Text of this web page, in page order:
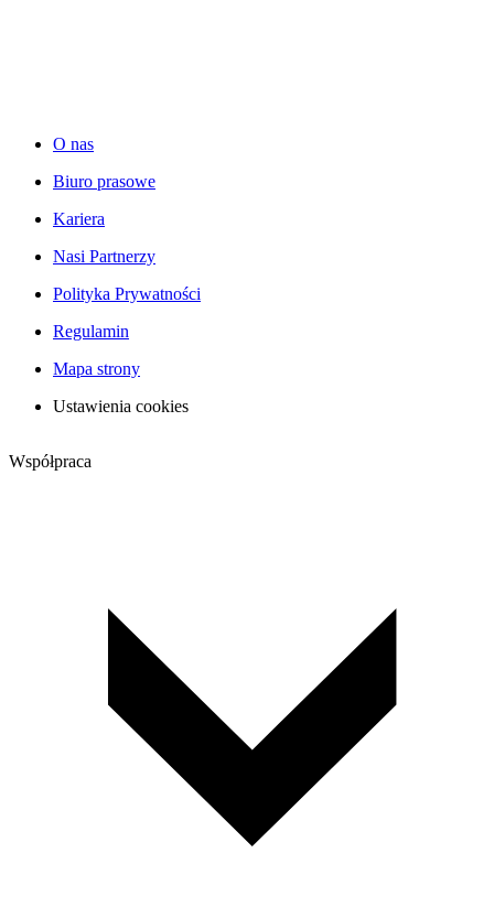
O nas
Biuro prasowe
Kariera
Nasi Partnerzy
Polityka Prywatności
Regulamin
Mapa strony
Ustawienia cookies
Współpraca